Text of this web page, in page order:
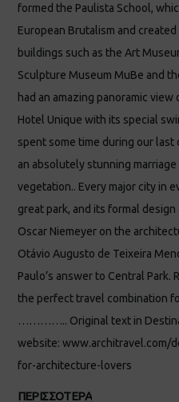
formed the Paulista School,
European Brutalism and
buildings such as the Art
Sculpture Museum MuBe and
had an amazing panoramic
Hotel Unique with its special
spent some time during our last
an absolutely stunning
vegetation.. Every major city in
great park, and its formal
Oscar Niemeyer on the
Otávio Augusto de Teixeira
Paulo’s answer to Central Park.
the perfect travel combination
………….. Original text in
website: www.architravel.com/
for-architecture-lovers
ΠΕΡΙΣΣΟΤΕΡΑ